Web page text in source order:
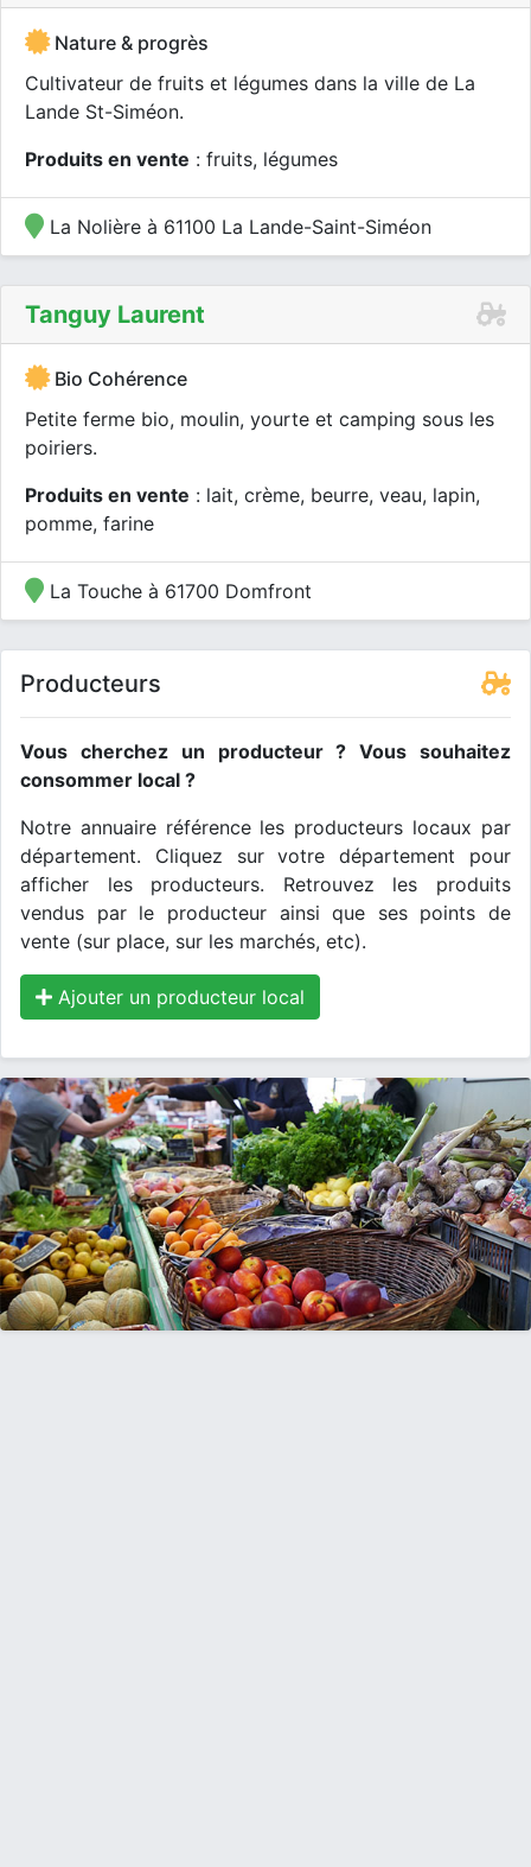
Nature & progrès
Cultivateur de fruits et légumes dans la ville de La
Lande St-Siméon.
Produits en vente : fruits, légumes
La Nolière à 61100 La Lande-Saint-Siméon
Tanguy Laurent
Bio Cohérence
Petite ferme bio, moulin, yourte et camping sous les
poiriers.
Produits en vente : lait, crème, beurre, veau, lapin,
pomme, farine
La Touche à 61700 Domfront
Producteurs
Vous cherchez un producteur ? Vous souhaitez
consommer local ?
Notre annuaire référence les producteurs locaux par
département. Cliquez sur votre département pour
afficher les producteurs. Retrouvez les produits
vendus par le producteur ainsi que ses points de
vente (sur place, sur les marchés, etc).
Ajouter un producteur local